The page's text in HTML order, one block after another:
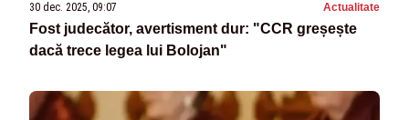
30 dec. 2025, 09:07 Actualitate
Fost judecător, avertisment dur: "CCR greșește
dacă trece legea lui Bolojan"